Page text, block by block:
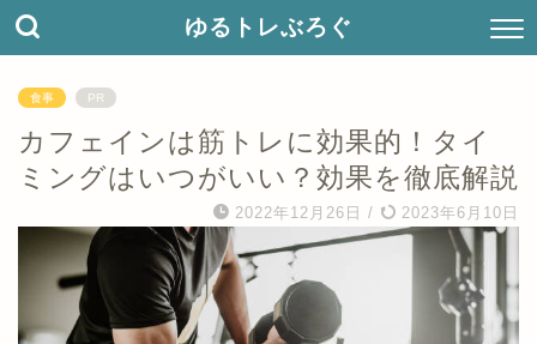
ゆるトレぶろぐ
食事 PR
カフェインは筋トレに効果的！タイ
ミングはいつがいい？効果を徹底解説
2022年12月26日 / 2023年6月10日